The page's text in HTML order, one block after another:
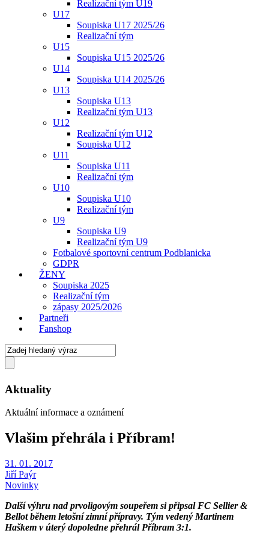
Realizační tým U19
U17
Soupiska U17 2025/26
Realizační tým
U15
Soupiska U15 2025/26
U14
Soupiska U14 2025/26
U13
Soupiska U13
Realizační tým U13
U12
Realizační tým U12
Soupiska U12
U11
Soupiska U11
Realizační tým
U10
Soupiska U10
Realizační tým
U9
Soupiska U9
Realizační tým U9
Fotbalové sportovní centrum Podblanicka
GDPR
ŽENY
Soupiska 2025
Realizační tým
zápasy 2025/2026
Partneři
Fanshop
Aktuality
Aktuální informace a oznámení
Vlašim přehrála i Příbram!
31. 01. 2017
Jiří Paýr
Novinky
Další výhru nad prvoligovým soupeřem si připsal FC Sellier &
Bellot během letošní zimní přípravy. Tým vedený Martinem
Haškem v úterý dopoledne přehrál Příbram 3:1.